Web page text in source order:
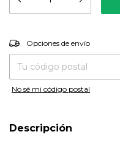
Entregas para el CP:
Opciones de envío
No sé mi código postal
Descripción